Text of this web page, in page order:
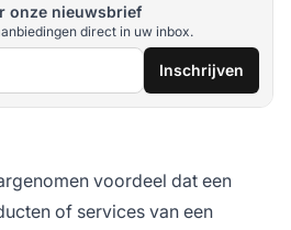
onze nieuwsbrief
direct in uw inbox.
Inschrijven
voordeel dat een
of services van een